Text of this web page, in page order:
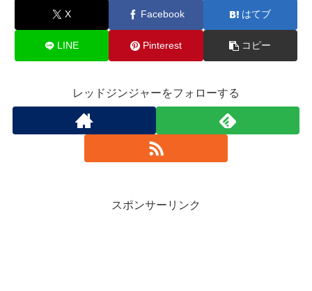
X Facebook はてブ
LINE Pinterest コピー
レッドジンジャーをフォローする
スポンサーリンク